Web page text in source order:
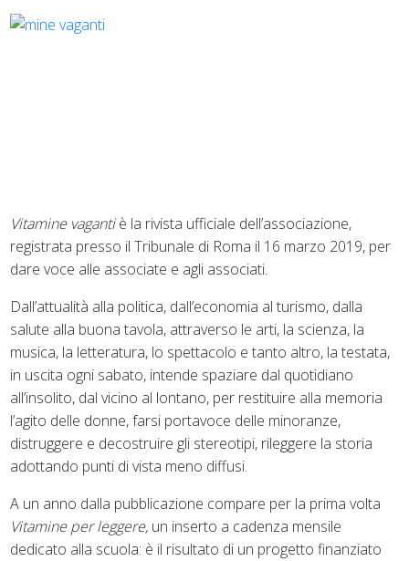
Vitamine vagantiè la rivista ufficiale dell’associazione,
registrata presso il Tribunale di Roma il 16 marzo 2019, per
dare voce alle associate e agli associati.
Dall’attualità alla politica, dall’economia al turismo, dalla
salute alla buona tavola, attraverso le arti, la scienza, la
musica, la letteratura, lo spettacolo e tanto altro, la testata,
in uscita ogni sabato, intende spaziare dal quotidiano
all’insolito, dal vicino al lontano, per restituire alla memoria
l’agito delle donne, farsi portavoce delle minoranze,
distruggere e decostruire gli stereotipi, rileggere la storia
adottando punti di vista meno diffusi.
A un anno dalla pubblicazione compare per la prima volta
Vitamine per leggere, un inserto a cadenza mensile
dedicato alla scuola: è il risultato di un progetto finanziato